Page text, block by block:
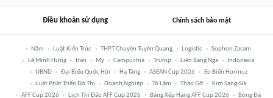
Điều khoản sử dụng Chính sách bảo mật
Năm Luật Kiến Trúc THPT Chuyên Tuyên Quang Logistic
Sophon Zaram
Lê Minh Hưng
Iran Mỹ Campuchia Trump Liên Bang Nga
Indonesia
UBND
Đại Biểu Quốc Hội Hạ Tầng ASEAN Cup 2026
Eo Biển Hormuz
Luật Phát Triển Đô Thị
Doanh Nghiệp Tô Lâm Tháo Gỡ
Kim Sang-Sik
AFF Cup 2026
Lịch Thi Đấu AFF Cup 2026 Bảng Xếp Hạng AFF Cup 2026 Bóng Đá